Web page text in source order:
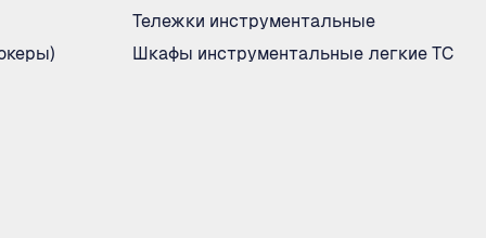
Тележки инструментальные
Шкафы инструментальные легкие ТС